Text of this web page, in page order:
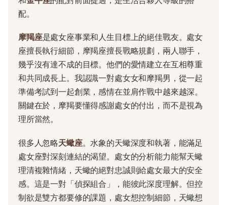
配。
摩羯座是處女座事業和人生目標上的絕佳戰友。處女
座擅長執行細節，摩羯座擅長戰略規劃，兩人聯手，
幾乎沒有達不成的目標。他們的愛情建立在互相尊重
和共同成長上。我認識一對處女女和摩羯男，從一起
準備考試到一起創業，感情在並肩作戰中越來越深。
關鍵在於，摩羯要懂得感謝處女的付出，而不是視為
理所當然。
很多人忽略天蠍座。水象的天蠍深度和執著，能滿足
處女座對深刻連結的渴望。處女的分析能力能幫天蠍
理清複雜情緒，天蠍的絕對忠誠則給處女最大的安全
感。這是一對「偵探組合」，能彼此深度理解。但控
制欲是雙方都要修的課題，處女想控制細節，天蠍想